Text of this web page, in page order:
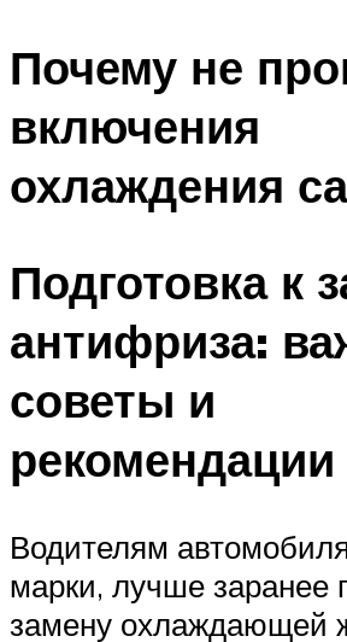
Почему не
включения
охлаждения
Подготовка к
антифриза:
советы и
рекомендации
Водителям
марки, лучше заранее
замену охлаждающей